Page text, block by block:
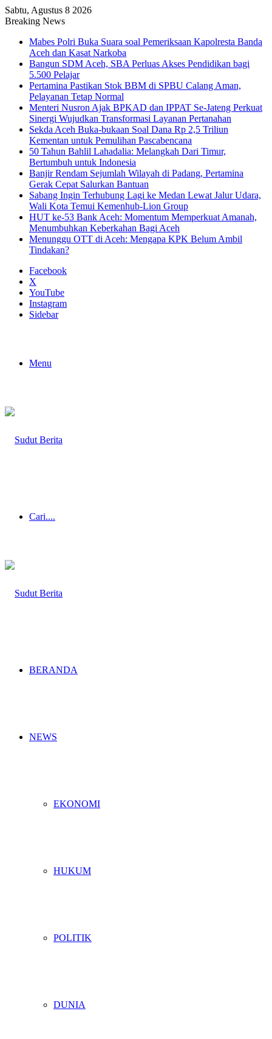
Sabtu, Agustus 8 2026
Breaking News
Mabes Polri Buka Suara soal Pemeriksaan Kapolresta Banda
Aceh dan Kasat Narkoba
Bangun SDM Aceh, SBA Perluas Akses Pendidikan bagi
5.500 Pelajar
Pertamina Pastikan Stok BBM di SPBU Calang Aman,
Pelayanan Tetap Normal
Menteri Nusron Ajak BPKAD dan IPPAT Se-Jateng Perkuat
Sinergi Wujudkan Transformasi Layanan Pertanahan
Sekda Aceh Buka-bukaan Soal Dana Rp 2,5 Triliun
Kementan untuk Pemulihan Pascabencana
50 Tahun Bahlil Lahadalia: Melangkah Dari Timur,
Bertumbuh untuk Indonesia
Banjir Rendam Sejumlah Wilayah di Padang, Pertamina
Gerak Cepat Salurkan Bantuan
Sabang Ingin Terhubung Lagi ke Medan Lewat Jalur Udara,
Wali Kota Temui Kemenhub-Lion Group
HUT ke-53 Bank Aceh: Momentum Memperkuat Amanah,
Menumbuhkan Keberkahan Bagi Aceh
Menunggu OTT di Aceh: Mengapa KPK Belum Ambil
Tindakan?
Facebook
X
YouTube
Instagram
Sidebar
Menu
Cari....
BERANDA
NEWS
EKONOMI
HUKUM
POLITIK
DUNIA